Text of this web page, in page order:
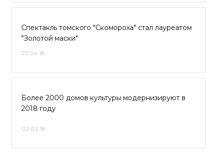
Спектакль томского "Скомороха" стал лауреатом
"Золотой маски"
23.04.18
Более 2000 домов культуры модернизируют в
2018 году
02.02.18